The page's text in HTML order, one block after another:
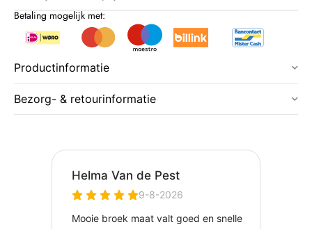
Betaling mogelijk met:
Productinformatie
Bezorg- & retourinformatie